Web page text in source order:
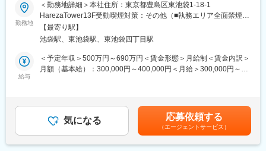
います。
※入社当初は会社に慣れていただくため、出社ベースとなります
■シミックリクルートサイトのご紹介
「独自的」「先進的」「専門的」なトピックス、データやキーワ
ードで見るシミック、各職種の仕事紹介、社員インタビューなど
https://cmic-jobs.com/
＜シミックについて＞
https://cmic-jobs.com/company/
■業務内容：
企業情報や業務内容に関する内容だけでなく、外部就労型でどの
ようなキャリア／働き方が実現できるのか、CRAとしてどのよう
なキャリア構築を考えるべきかを業界経験豊富な当社の事業責任
者より具体的にお話／相談させていただきます。
※配属先はご希望と適性に合わせて受託型プロジェクトもしくは派
遣型プロジェクトに参画いただきます。
勤務地
＜勤務地詳細＞本社住所：東京都豊島区東池袋1-18-1
HarezaTower13F受動喫煙対策：その他（■執務エリア全面禁煙）
変更の範囲：会社の定める事業所
【最寄り駅】
池袋駅、東池袋駅、東池袋四丁目駅
給与
＜予定年収＞500万円～690万円＜賃金形態＞月給制＜賃金内訳＞
月額（基本給）：300,000円～400,000円＜月給＞300,000円～
くまでも目安の金額であり、選考を通じて上下する可能性があり
ます。月給(月額)は固定手当を含めた表記です。
気になる 応募依頼する
（エージェントサービス）